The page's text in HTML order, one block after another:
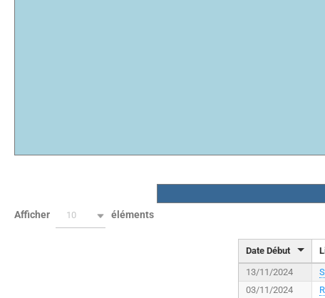
Afficher 10 éléments
Date Début
13/11/2024
03/11/2024